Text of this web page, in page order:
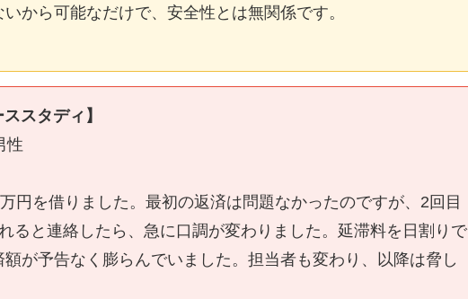
から可能なだけで、安全性とは無関係です。
スタディ】
性
円を借りました。最初の返済は問題なかったのですが、2回目
ると連絡したら、急に口調が変わりました。延滞料を日割りで
が予告なく膨らんでいました。担当者も変わり、以降は脅し